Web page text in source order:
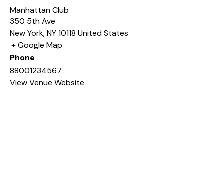
Manhattan Club
350 5th Ave
New York,NY10118 United States
+ Google Map
Phone
88001234567
View Venue Website